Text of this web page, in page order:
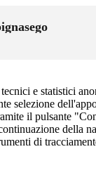
e statistici
selezione
il pulsante
della
di